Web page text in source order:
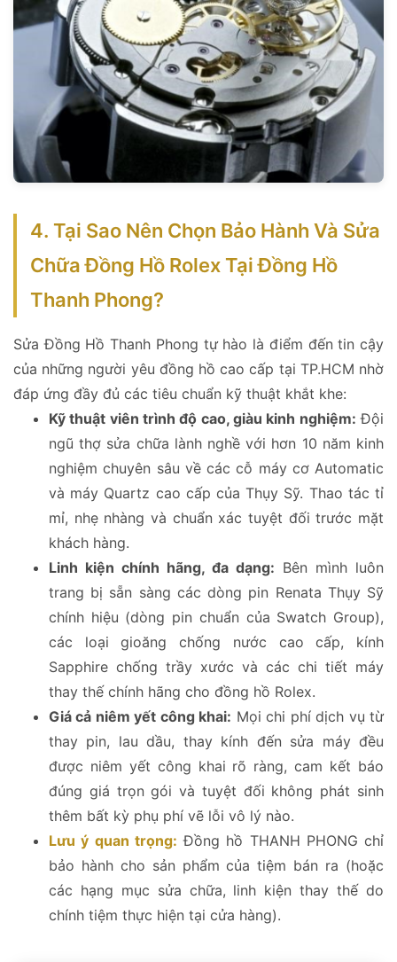
4. Tại Sao Nên Chọn Bảo Hành Và Sửa
Chữa Đồng Hồ Rolex Tại Đồng Hồ
Thanh Phong?
Sửa Đồng Hồ Thanh Phong tự hào là điểm đến tin cậy
của những người yêu đồng hồ cao cấp tại TP.HCM nhờ
đáp ứng đầy đủ các tiêu chuẩn kỹ thuật khắt khe:
Kỹ thuật viên trình độ cao, giàu kinh nghiệm: Đội
ngũ thợ sửa chữa lành nghề với hơn 10 năm kinh
nghiệm chuyên sâu về các cỗ máy cơ Automatic
và máy Quartz cao cấp của Thụy Sỹ. Thao tác tỉ
mỉ, nhẹ nhàng và chuẩn xác tuyệt đối trước mặt
khách hàng.
Linh kiện chính hãng, đa dạng: Bên mình luôn
trang bị sẵn sàng các dòng pin Renata Thụy Sỹ
chính hiệu (dòng pin chuẩn của Swatch Group),
các loại gioăng chống nước cao cấp, kính
Sapphire chống trầy xước và các chi tiết máy
thay thế chính hãng cho đồng hồ Rolex.
Giá cả niêm yết công khai: Mọi chi phí dịch vụ từ
thay pin, lau dầu, thay kính đến sửa máy đều
được niêm yết công khai rõ ràng, cam kết báo
đúng giá trọn gói và tuyệt đối không phát sinh
thêm bất kỳ phụ phí vẽ lỗi vô lý nào.
Lưu ý quan trọng: Đồng hồ THANH PHONG chỉ
bảo hành cho sản phẩm của tiệm bán ra (hoặc
các hạng mục sửa chữa, linh kiện thay thế do
chính tiệm thực hiện tại cửa hàng).